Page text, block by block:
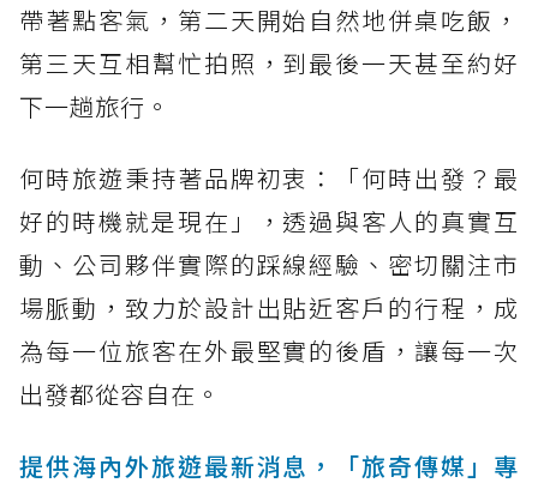
帶著點客氣，第二天開始自然地併桌吃飯，
第三天互相幫忙拍照，到最後一天甚至約好
下一趟旅行。
何時旅遊秉持著品牌初衷：「何時出發？最
好的時機就是現在」，透過與客人的真實互
動、公司夥伴實際的踩線經驗、密切關注市
場脈動，致力於設計出貼近客戶的行程，成
為每一位旅客在外最堅實的後盾，讓每一次
出發都從容自在。
提供海內外旅遊最新消息，「旅奇傳媒」專